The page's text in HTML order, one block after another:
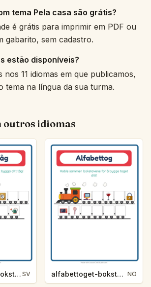
tema Pela casa são grátis?
é grátis para imprimir em PDF ou
gabarito, sem cadastro.
estão disponíveis?
nos 11 idiomas em que publicamos,
tema na língua da sua turma.
outros idiomas
alfabetstaget-bokstavsledtrad-runt-huset-4fa6 SV alfabettoget-bokstavhint-rundt-i-huset-8e8a NO